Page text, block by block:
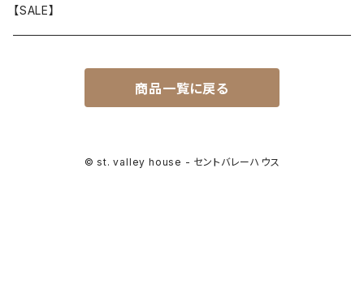
T-SHIRT
迷迭香
Akihiro Wood Works
WEAR
【SALE】
商品一覧に戻る
© st. valley house - セントバレーハウス